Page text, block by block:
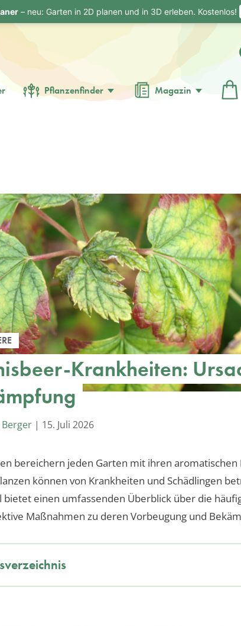
Pflanzenfinder Magazin
Krankheiten:
| 15. Juli 2026
bereichern jeden Garten mit ihren aromatischen
können von Krankheiten und Schädlingen
bietet einen umfassenden Überblick über die
Maßnahmen zu deren Vorbeugung und
– neu: Garten in 2D planen und in 3D erleben. Kostenlos!